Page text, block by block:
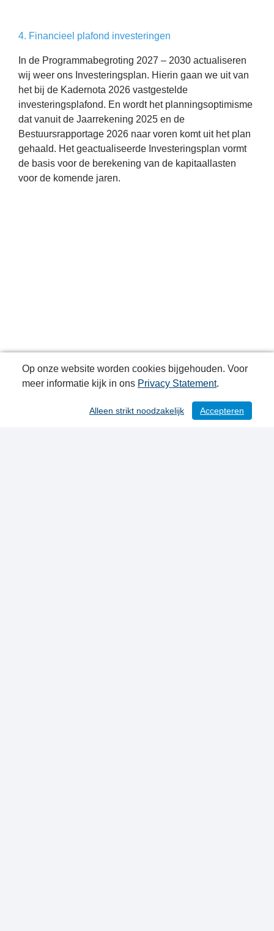
4. Financieel plafond investeringen
In de Programmabegroting 2027 – 2030 actualiseren
wij weer ons Investeringsplan. Hierin gaan we uit van
het bij de Kadernota 2026 vastgestelde
investeringsplafond. En wordt het planningsoptimisme
dat vanuit de Jaarrekening 2025 en de
Bestuursrapportage 2026 naar voren komt uit het plan
gehaald. Het geactualiseerde Investeringsplan vormt
de basis voor de berekening van de kapitaallasten
voor de komende jaren.
/ 41
Op onze website worden cookies bijgehouden. Voor
meer informatie kijk in ons Privacy Statement.
Accepteren
Alleen strikt noodzakelijk